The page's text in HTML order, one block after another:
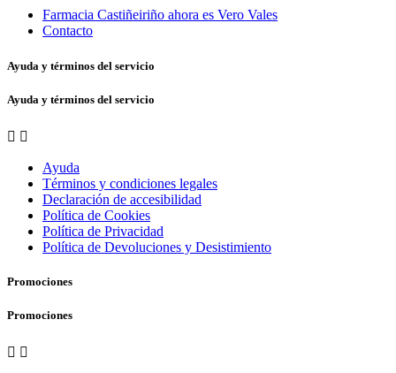
Farmacia Castiñeiriño ahora es Vero Vales
Contacto
Ayuda y términos del servicio
Ayuda y términos del servicio
 
Ayuda
Términos y condiciones legales
Declaración de accesibilidad
Política de Cookies
Política de Privacidad
Política de Devoluciones y Desistimiento
Promociones
Promociones
 